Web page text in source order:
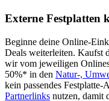
Externe Festplatten
Beginne deine Online-
Deals weiterleiten. Kaufst
wir vom jeweiligen
50%* in den Natur-,
kein passendes
Partnerlinks nutzen, damit